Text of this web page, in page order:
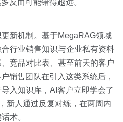
反而可能错得越远。
新机制。基于MegaRAG领域
行业销售知识与企业私有资料
竞品对比表、甚至前天的客户
销售团队在引入这类系统后，
入知识库，AI客户立即学会了
新人通过反复对练，在两周内
术。